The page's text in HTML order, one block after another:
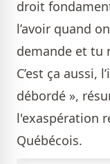
droit
l’avoir quand
demande et tu
C’est ça aussi,
débordé »,
l'exaspération
Québécois.